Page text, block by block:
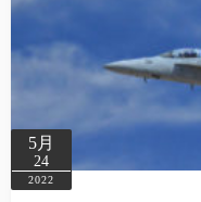
5月
24
2022